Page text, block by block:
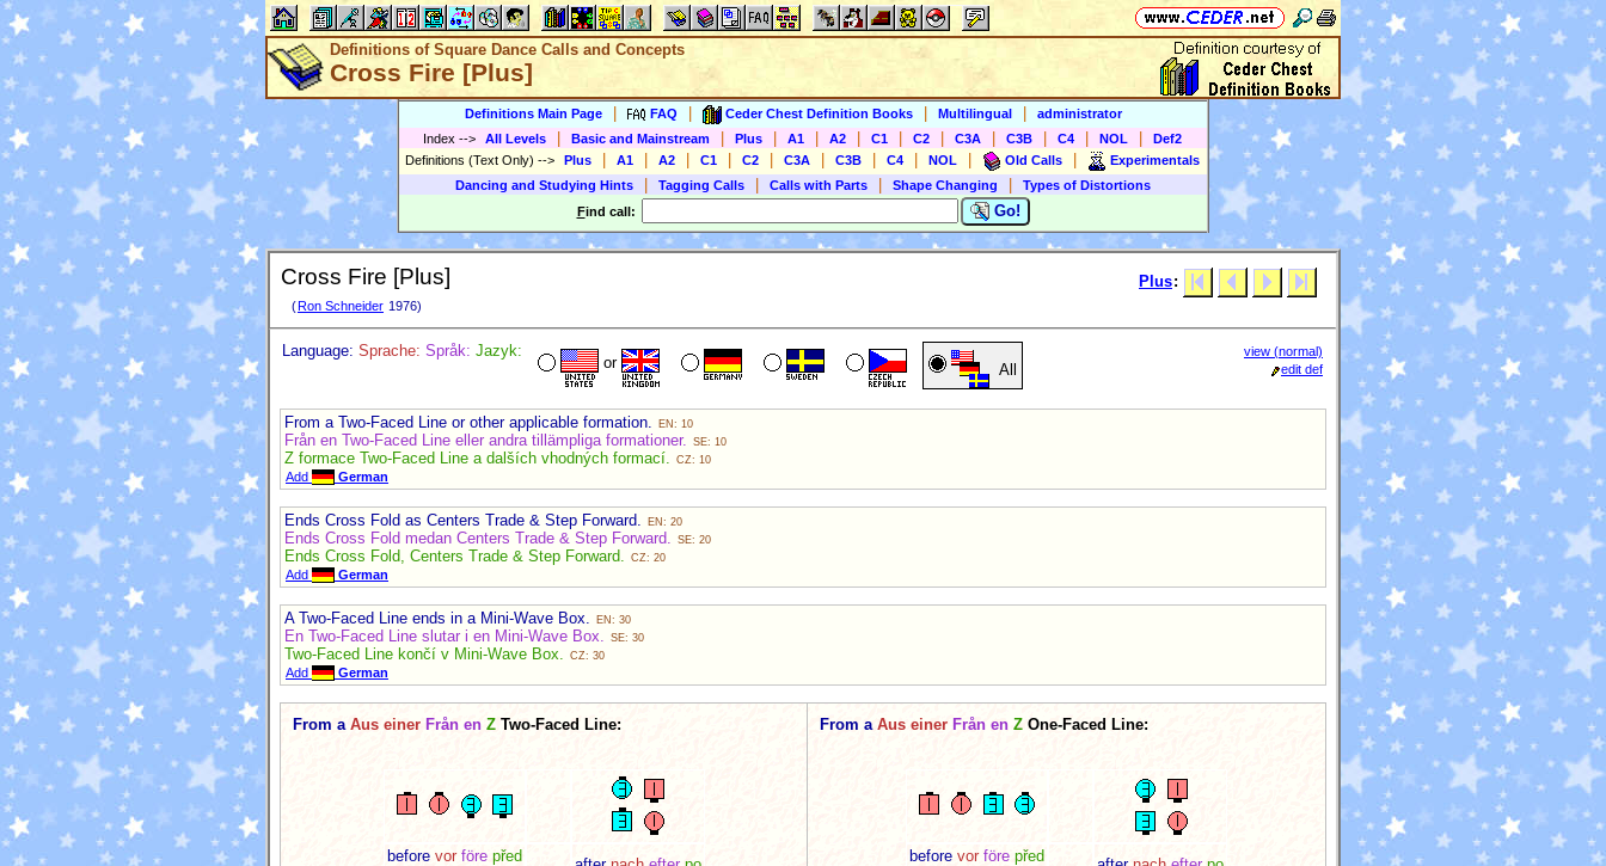
Definitions of Square Dance Calls and Concepts
Cross Fire [Plus]
Definitions Main Page FAQ Ceder Chest Definition Books Multilingual
administrator
Index --> All Levels Basic and Mainstream Plus A1 A2 C1 C2 C3A C3B C4 NOL
Def2
Definitions (Text Only) --> Plus A1 A2 C1 C2 C3A C3B C4 NOL Old Calls
Experimentals
Dancing and Studying Hints
Tagging Calls Calls with Parts Shape Changing
Types of Distortions
Find call: Go!
Cross Fire [Plus]
( Ron Schneider 1976)
Plus:
Language: Sprache: Språk: Jazyk:
or All
view (normal)
edit def
From a Two-Faced Line or other applicable formation. EN: 10
Från en Two-Faced Line eller andra tillämpliga formationer. SE: 10
Z formace Two-Faced Line a dalších vhodných formací. CZ: 10
Add German
Ends Cross Fold as Centers Trade & Step Forward. EN: 20
Ends Cross Fold medan Centers Trade & Step Forward. SE: 20
Ends Cross Fold, Centers Trade & Step Forward. CZ: 20
Add German
A Two-Faced Line ends in a Mini-Wave Box. EN: 30
En Two-Faced Line slutar i en Mini-Wave Box. SE: 30
Two-Faced Line končí v Mini-Wave Box. CZ: 30
Add German
From a Aus einer Från en Z Two-Faced Line:
before vor före před
From a Aus einer Från en Z One-Faced Line:
before vor före před